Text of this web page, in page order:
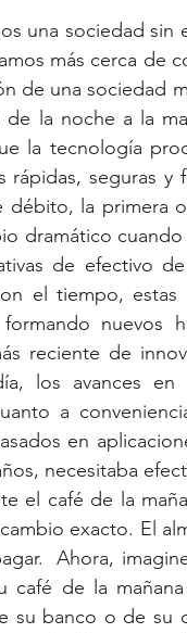
una sociedad sin
más cerca de
de una sociedad
la noche a la
la tecnología
rápidas, seguras
débito, la primera
dramático
de efectivo
el tiempo, estas
nuevos
reciente de
los avances
a
​​en
necesitaba
el café de la
exacto. El
Ahora,
café de la
su banco o de su